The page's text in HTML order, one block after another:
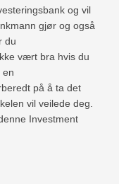
og vil
gjør og også
du
vært bra hvis du
en
på å ta det
vil veilede deg.
Investment